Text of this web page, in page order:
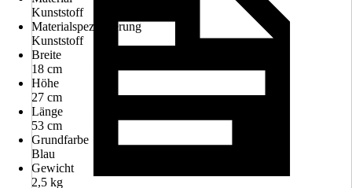
Kunststoff
Materialspezifizierung
Kunststoff
Breite
18 cm
Höhe
27 cm
Länge
53 cm
Grundfarbe
Blau
Gewicht
2,5 kg